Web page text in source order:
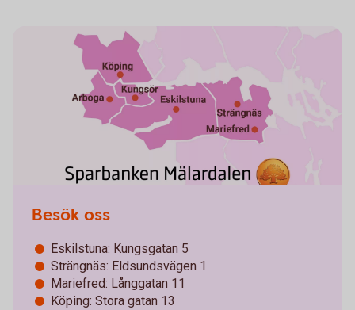
Besök oss
Eskilstuna: Kungsgatan 5
Strängnäs: Eldsundsvägen 1
Mariefred: Långgatan 11
Köping: Stora gatan 13